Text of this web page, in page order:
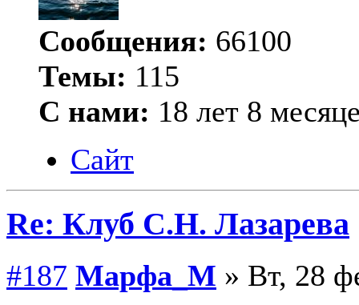
Сообщения: 66100
Темы: 115
С нами: 18 лет 8
Сайт
Re: Клуб С.Н. Лазарева
#187 Марфа_М » Вт, 28